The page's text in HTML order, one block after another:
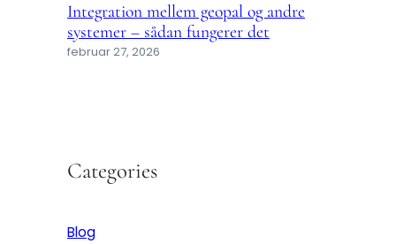
Integration mellem geopal og andre
systemer – sådan fungerer det
februar 27, 2026
Categories
Blog